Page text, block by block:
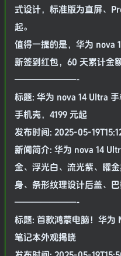
式设计，标准版为直屏、
起。
值得一提的是，华为 nova
新签到红包，60 天累计金
———————-
标题: 华为 nova 14 Ultra
手机壳，4199 元起
发布时间: 2025-05-
新闻简介: 华为 nova 14
金、浮光白、流光紫、曜
身、条形纹理设计后盖、巴
———————-
标题: 首款鸿蒙电脑！华为
笔记本外观揭晓